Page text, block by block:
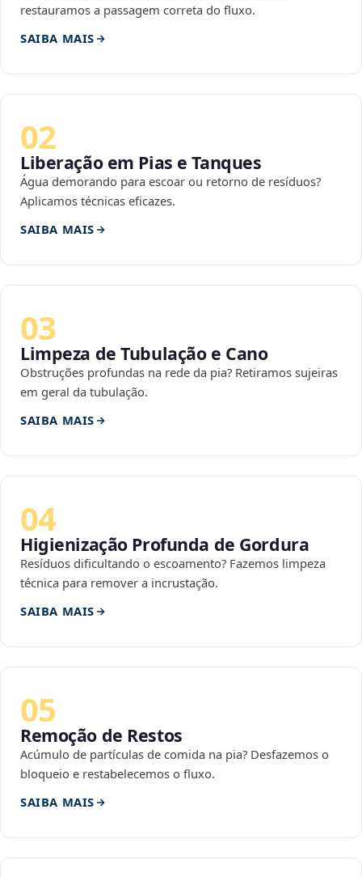
restauramos a passagem correta do fluxo.
SAIBA MAIS
02
Liberação em Pias e Tanques
Água demorando para escoar ou retorno de resíduos?
Aplicamos técnicas eficazes.
SAIBA MAIS
03
Limpeza de Tubulação e Cano
Obstruções profundas na rede da pia? Retiramos sujeiras
em geral da tubulação.
SAIBA MAIS
04
Higienização Profunda de Gordura
Resíduos dificultando o escoamento? Fazemos limpeza
técnica para remover a incrustação.
SAIBA MAIS
05
Remoção de Restos
Acúmulo de partículas de comida na pia? Desfazemos o
bloqueio e restabelecemos o fluxo.
SAIBA MAIS